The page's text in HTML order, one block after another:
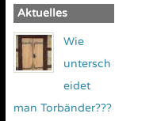
Aktuelles
Wie
untersch
eidet
man Torbänder???